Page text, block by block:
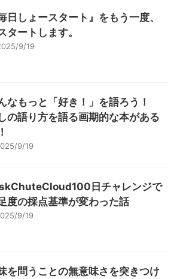
毎日しょースタート』をもう一度、
タートします。
9/19
なもっと「好き！」を語ろう！
の語り方を語る画期的な本がある
9/19
日チャレンジで
度の採点基準が変わった話
9/19
を問うことの無意味さを突きつけ